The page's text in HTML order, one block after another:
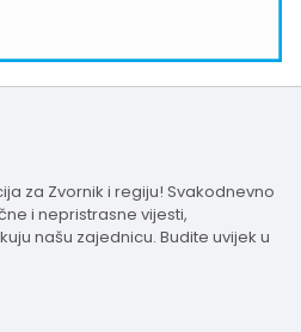
za Zvornik i regiju! Svakodnevno
i nepristrasne vijesti,
našu zajednicu. Budite uvijek u